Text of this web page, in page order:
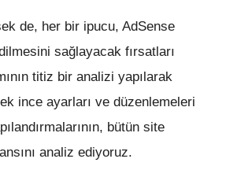
de, her bir ipucu, AdSense
sağlayacak fırsatları
titiz bir analizi yapılarak
ince ayarları ve düzenlemeleri
bütün site
analiz ediyoruz.